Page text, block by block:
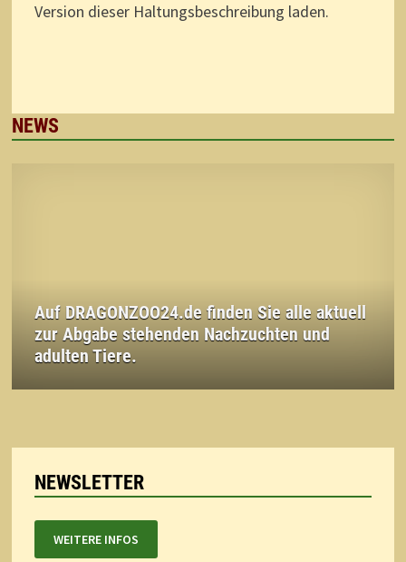
Version dieser Haltungsbeschreibung laden.
NEWS
Auf DRAGONZOO24.de finden Sie alle aktuell
zur Abgabe stehenden Nachzuchten und
adulten Tiere.
NEWSLETTER
WEITERE INFOS